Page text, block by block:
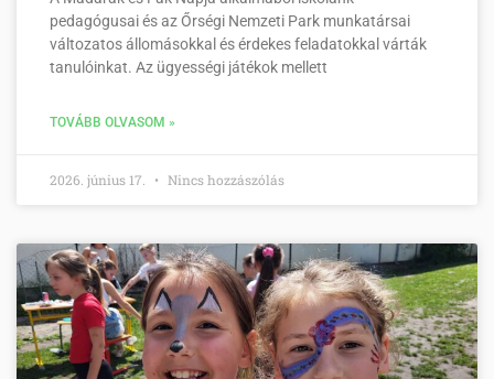
pedagógusai és az Őrségi Nemzeti Park munkatársai
változatos állomásokkal és érdekes feladatokkal várták
tanulóinkat. Az ügyességi játékok mellett
TOVÁBB OLVASOM »
2026. június 17. Nincs hozzászólás